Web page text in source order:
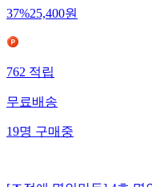
37%25,400원
762적립
무료배송
19명구매중